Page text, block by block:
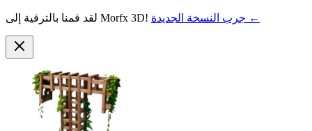
لقد قمنا بالترقية إلى Morfx 3D! جرب النسخة الجديدة ←